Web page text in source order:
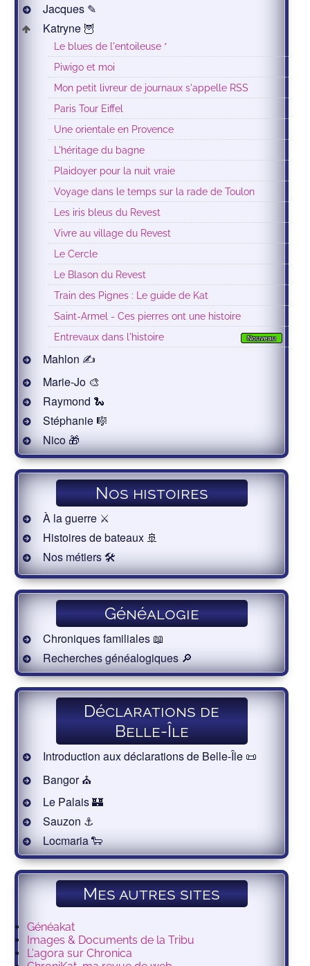
Jacques ✎
Katryne 🦉
Le blues de l'entoileuse *
Piwigo et moi
Mon petit livreur de journaux s'appelle RSS
Paris Tour Eiffel
Une orientale en Provence
L'héritage du bagne
Plaidoyer pour la nuit vraie
Voyage dans le temps sur la rade de Toulon
Les iris bleus du Revest
Vivre au village du Revest
Le Cercle
Le Blason du Revest
Train des Pignes : Le guide de Kat
Saint-Armel - Ces pierres ont une histoire
Nouveau
Entrevaux dans l'histoire
Mahlon ✍
Marie-Jo 🎨
Raymond 🐍
Stéphanie 🎼
Nico 🎁
Nos histoires
À la guerre ⚔️
Histoires de bateaux 🚢
Nos métiers 🛠
Généalogie
Chroniques familiales 📖
Recherches généalogiques 🔎
Déclarations de
Belle-Île
Introduction aux déclarations de Belle-Île 📜
Bangor ⛪️
Le Palais 🏰
Sauzon ⚓️
Locmaria 🐑
Mes autres sites
Généakat
Images & Documents de la Tribu
L'agora sur Chronica